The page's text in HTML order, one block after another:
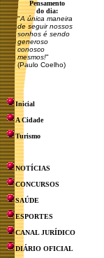
Pensamento
do dia:
"A única maneira
de seguir nossos
sonhos é sendo
generoso
conosco
mesmos!"
(Paulo Coelho)
Inicial
A Cidade
Turismo
NOTÍCIAS
CONCURSOS
SAÚDE
ESPORTES
CANAL JURÍDICO
DIÁRIO OFICIAL